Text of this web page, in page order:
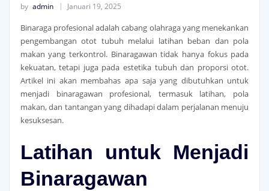
by admin Januari 19, 2025
Binaraga profesional adalah cabang olahraga yang menekankan
pengembangan otot tubuh melalui latihan beban dan pola
makan yang terkontrol. Binaragawan tidak hanya fokus pada
kekuatan, tetapi juga pada estetika tubuh dan proporsi otot.
Artikel ini akan membahas apa saja yang dibutuhkan untuk
menjadi binaragawan profesional, termasuk latihan, pola
makan, dan tantangan yang dihadapi dalam perjalanan menuju
kesuksesan.
Latihan untuk Menjadi
Binaragawan